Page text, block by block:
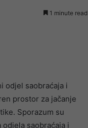
1 minute read
odjel saobraćaja i
prostor za jačanje
Sporazum su
saobraćaja i